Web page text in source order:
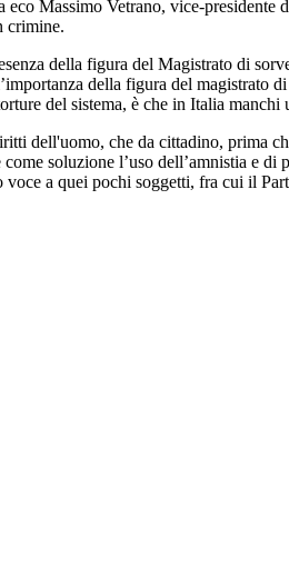
Massimo Vetrano, vice-presidente
crimine.
della figura del Magistrato di
della figura del magistrato
del sistema, è che in Italia manchi
dell'uomo, che da cittadino, prima
soluzione l’uso dell’amnistia e di
a quei pochi soggetti, fra cui il